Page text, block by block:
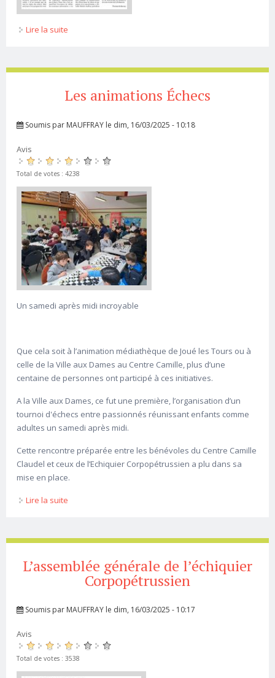
Lire la suite
Les animations Échecs
Soumis par MAUFFRAY le dim, 16/03/2025 - 10:18
Avis
Total de votes : 4238
Un samedi après midi incroyable
Que cela soit à l’animation médiathèque de Joué les Tours ou à
celle de la Ville aux Dames au Centre Camille, plus d’une
centaine de personnes ont participé à ces initiatives.
A la Ville aux Dames, ce fut une première, l’organisation d’un
tournoi d'échecs entre passionnés réunissant enfants comme
adultes un samedi après midi.
Cette rencontre préparée entre les bénévoles du Centre Camille
Claudel et ceux de l’Echiquier Corpopétrussien a plu dans sa
mise en place.
Lire la suite
L’assemblée générale de l’échiquier
Corpopétrussien
Soumis par MAUFFRAY le dim, 16/03/2025 - 10:17
Avis
Total de votes : 3538